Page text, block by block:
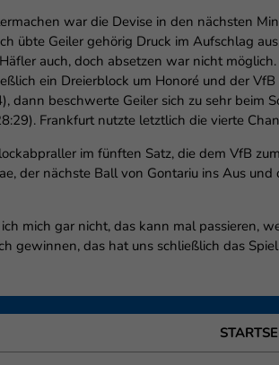
war die Devise in den nächsten
übte Geiler gehörig Druck im Aufschlag
auch, doch absetzen war nicht
ein Dreierblock um Honoré und der
dann beschwerte Geiler sich zu sehr beim
Frankfurt nutzte letztlich die vierte
im fünften Satz, die dem VfB
der nächste Ball von Gontariu ins Aus
mich gar nicht, das kann mal passieren,
gewinnen, das hat uns schließlich das Spiel